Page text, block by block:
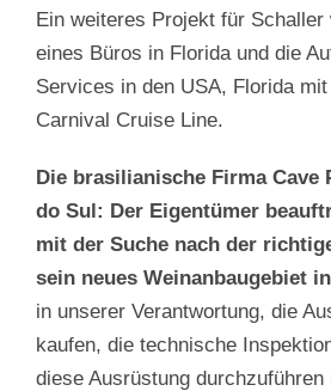
Ein weiteres Projekt für Schaller
eines Büros in Florida und die
Services in den USA, Florida
Carnival Cruise Line.
Die brasilianische Firma Cave
do Sul: Der Eigentümer
mit der Suche nach der
sein neues Weinanbaugebiet
in unserer Verantwortung, die
kaufen, die technische
diese Ausrüstung durchzuführen